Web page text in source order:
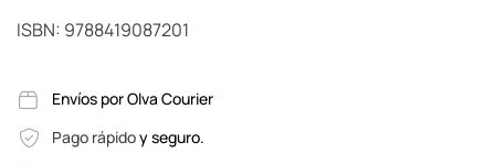
ISBN: 9788419087201
Envíos por Olva Courier
Pago rápidoy seguro.